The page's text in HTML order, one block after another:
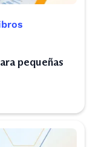
pequeñas